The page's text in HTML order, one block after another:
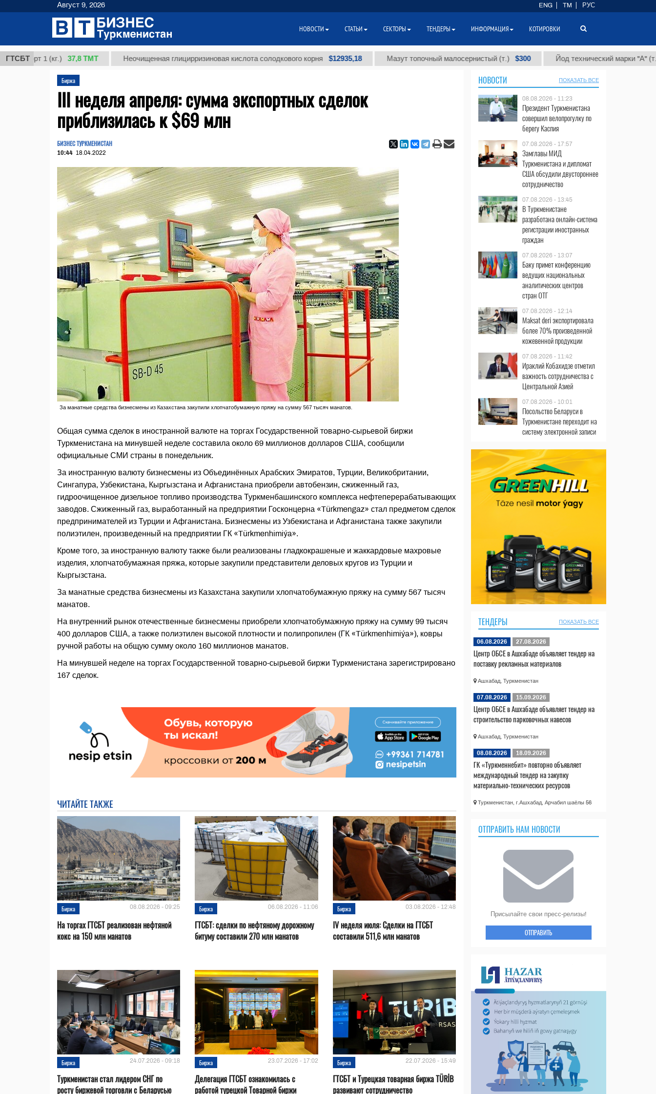
ГТСБТ
1 (кг.) 37,8 ТМТ Неочищенная глицирризиновая кислота солодкового корня $12935,18 Мазут топочный малосернистый (т.) $300 Йод технический марки "А" (т.) $86
Биржа
III неделя апреля: сумма экспортных сделок
приблизилась к $69 млн
БИЗНЕС ТУРКМЕНИСТАН
10:44 18.04.2022
За манатные средства бизнесмены из Казахстана закупили хлопчатобумажную пряжу на сумму 567 тысяч манатов.
Общая сумма сделок в иностранной валюте на торгах Государственной товарно-сырьевой биржи
Туркменистана на минувшей неделе составила около 69 миллионов долларов США, сообщили
официальные СМИ страны в понедельник.
За иностранную валюту бизнесмены из Объединённых Арабских Эмиратов, Турции, Великобритании,
Сингапура, Узбекистана, Кыргызстана и Афганистана приобрели автобензин, сжиженный газ,
гидроочищенное дизельное топливо производства Туркменбашинского комплекса нефтеперерабатывающих
заводов. Сжиженный газ, выработанный на предприятии Госконцерна «Türkmengaz» стал предметом сделок
предпринимателей из Турции и Афганистана. Бизнесмены из Узбекистана и Афганистана также закупили
полиэтилен, произведенный на предприятии ГК «Türkmenhimiýa».
Кроме того, за иностранную валюту также были реализованы гладкокрашеные и жаккардовые махровые
изделия, хлопчатобумажная пряжа, которые закупили представители деловых кругов из Турции и
Кыргызстана.
За манатные средства бизнесмены из Казахстана закупили хлопчатобумажную пряжу на сумму 567 тысяч
манатов.
На внутренний рынок отечественные бизнесмены приобрели хлопчатобумажную пряжу на сумму 99 тысяч
400 долларов США, а также полиэтилен высокой плотности и полипропилен (ГК «Türkmenhimiýa»), ковры
ручной работы на общую сумму около 160 миллионов манатов.
На минувшей неделе на торгах Государственной товарно-сырьевой биржи Туркменистана зарегистрировано
167 сделок.
ЧИТАЙТЕ ТАКЖЕ
Биржа 08.08.2026 - 09:25
На торгах ГТСБТ реализован нефтяной
кокс на 150 млн манатов
Биржа 06.08.2026 - 11:06
ГТСБТ: сделки по нефтяному дорожному
битуму составили 270 млн манатов
Биржа 03.08.2026 - 12:48
IV неделя июля: Сделки на ГТСБТ
составили 511,6 млн манатов
Биржа 24.07.2026 - 09:18
Туркменистан стал лидером СНГ по
росту биржевой торговли с Беларусью
Биржа 23.07.2026 - 17:02
Делегация ГТСБТ ознакомилась с
работой турецкой Товарной биржи
Биржа 22.07.2026 - 15:49
ГТСБТ и Турецкая товарная биржа TÜRİB
развивают сотрудничество
НОВОСТИ ПОКАЗАТЬ ВСЕ
08.08.2026 - 11:23
Президент Туркменистана
совершил велопрогулку по
берегу Каспия
07.08.2026 - 17:57
Замглавы МИД
Туркменистана и дипломат
США обсудили двустороннее
сотрудничество
07.08.2026 - 13:45
В Туркменистане
разработана онлайн-система
регистрации иностранных
граждан
07.08.2026 - 13:07
Баку примет конференцию
ведущих национальных
аналитических центров
стран ОТГ
07.08.2026 - 12:14
Maksat deri экспортировала
более 70% произведенной
кожевенной продукции
07.08.2026 - 11:42
Ираклий Кобахидзе отметил
важность сотрудничества с
Центральной Азией
07.08.2026 - 10:01
Посольство Беларуси в
Туркменистане переходит на
систему электронной записи
ТЕНДЕРЫ ПОКАЗАТЬ ВСЕ
06.08.2026 27.08.2026
Центр ОБСЕ в Ашхабаде объявляет тендер на
поставку рекламных материалов
Ашхабад, Туркменистан
07.08.2026 15.09.2026
Центр ОБСЕ в Ашхабаде объявляет тендер на
строительство парковочных навесов
Ашхабад, Туркменистан
08.08.2026 18.09.2026
ГК «Туркменнебит» повторно объявляет
международный тендер на закупку
материально-технических ресурсов
Туркменистан, г.Ашхабад, Арчабил шаёлы 56
ОТПРАВИТЬ НАМ НОВОСТИ
Присылайте свои пресс-релизы!
ОТПРАВИТЬ
Август 9, 2026 ENG TM РУС
НОВОСТИ СТАТЬИ СЕКТОРЫ ТЕНДЕРЫ ИНФОРМАЦИЯ КОТИРОВКИ